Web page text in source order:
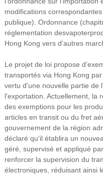
modifications
publique). Ordonnance
réglementation desvapoter
Hong Kong vers d'autres
Le projet de loi propose
transportés via Hong Kong
vertu d'une nouvelle partie de
l'exportation. Actuellement, la
des exemptions pour les
articles en transit ou du fret
gouvernement de la région
déclaré qu'il établira un
géré, supervisé et appliqué
renforcer la supervision du
électroniques, réduisant ainsi